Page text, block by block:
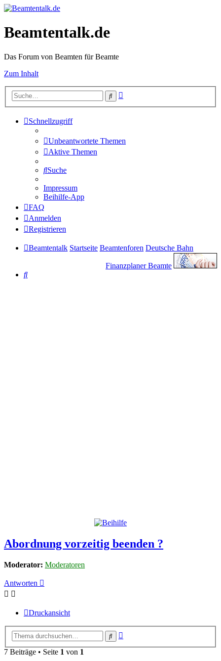
Beamtentalk.de
Das Forum von Beamten für Beamte
Zum Inhalt
Suche
Schnellzugriff
Unbeantwortete Themen
Aktive Themen
Suche
Impressum
Beihilfe-App
FAQ
Anmelden
Registrieren
Beamtentalk Startseite Beamtenforen Deutsche Bahn
Finanzplaner Beamte
Suche
Abordnung vorzeitig beenden ?
Moderator: Moderatoren
Antworten
Druckansicht
Suche
7 Beiträge • Seite 1 von 1